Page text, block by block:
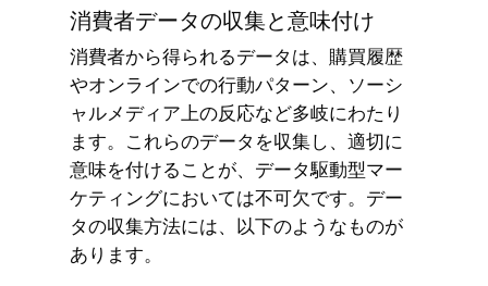
消費者データの収集と意味付け
消費者から得られるデータは、購買履歴
やオンラインでの行動パターン、ソーシ
ャルメディア上の反応など多岐にわたり
ます。これらのデータを収集し、適切に
意味を付けることが、データ駆動型マー
ケティングにおいては不可欠です。デー
タの収集方法には、以下のようなものが
あります。